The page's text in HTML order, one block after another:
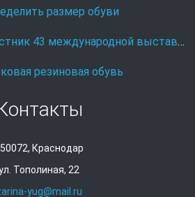
размер обуви
ООО"Зарина-Юг" участник 43 международной выставке Охота и рыболовство на Руси.
резиновая обувь
Краснодар
Тополиная, 22
yug@mail.ru